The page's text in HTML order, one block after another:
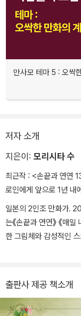
만사모 테마 5 : 오싹
저자 소개
지은이: 모리시타 수
최근작 : <손끝과 연연
로인에게 앞으로 1년 내
일본의 2인조 만화가.
는《손끝과 연연》 《매
한 그림체와 감성적인
출판사 제공 책소개